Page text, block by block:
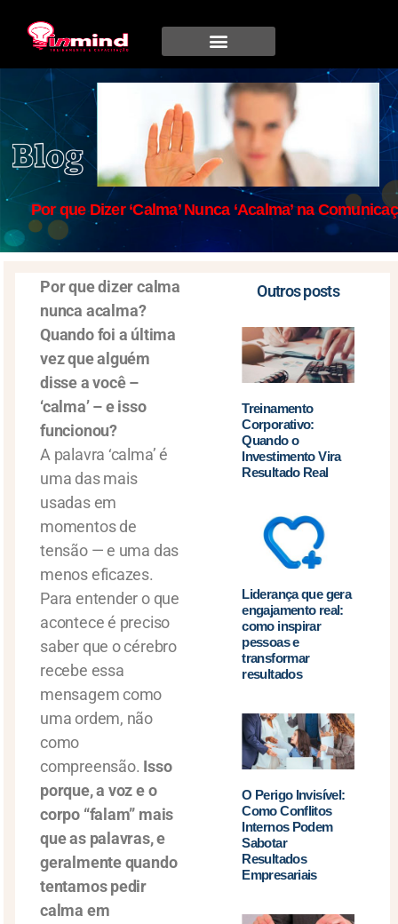
Por que Dizer ‘Calma’ Nunca ‘Acalma’ na
Por que dizercalma
nunca acalma?
Quando foi a última
vez que alguém
disse a você –
‘calma’ – e isso
funcionou?
A palavra ‘calma’ é
uma das mais
usadas em
momentos de
tensão — e uma das
menos eficazes.
Para entender o que
acontece é preciso
saber que o cérebro
recebe essa
mensagem como
uma ordem, não
como
compreensão. Isso
porque, a voz e o
corpo “falam” mais
que as palavras, e
geralmente quando
tentamos pedir
calma em
Outros posts
Treinamento
Corporativo:
Quando o
Investimento Vira
Resultado Real
Liderança que gera
engajamento real:
como inspirar
pessoas e
transformar
resultados
O Perigo Invisível:
Como Conflitos
Internos Podem
Sabotar
Resultados
Empresariais